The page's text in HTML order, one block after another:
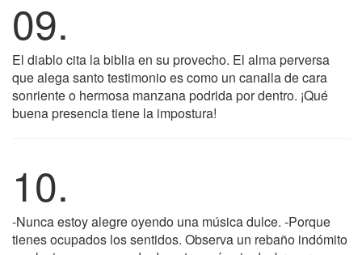
09.
El diablo cita la biblia en su provecho. El alma perversa
que alega santo testimonio es como un canalla de cara
sonriente o hermosa manzana podrida por dentro. ¡Qué
buena presencia tiene la impostura!
10.
-Nunca estoy alegre oyendo una música dulce. -Porque
tienes ocupados los sentidos. Observa un rebaño indómito